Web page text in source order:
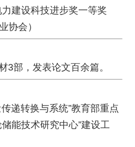
建设科技进步奖一等奖
协会）
3部，发表论文百余篇。
递转换与系统”教育部重点
能技术研究中心”建设工